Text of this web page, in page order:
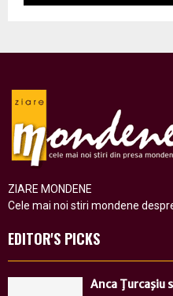
ZIARE MONDENE
Cele mai noi stiri mondene
EDITOR'S PICKS
Anca Ţurcaşiu